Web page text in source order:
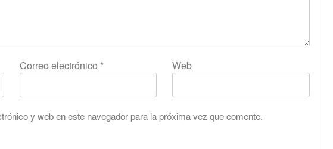
Correo electrónico * Web
y web en este navegador para la próxima vez que comente.